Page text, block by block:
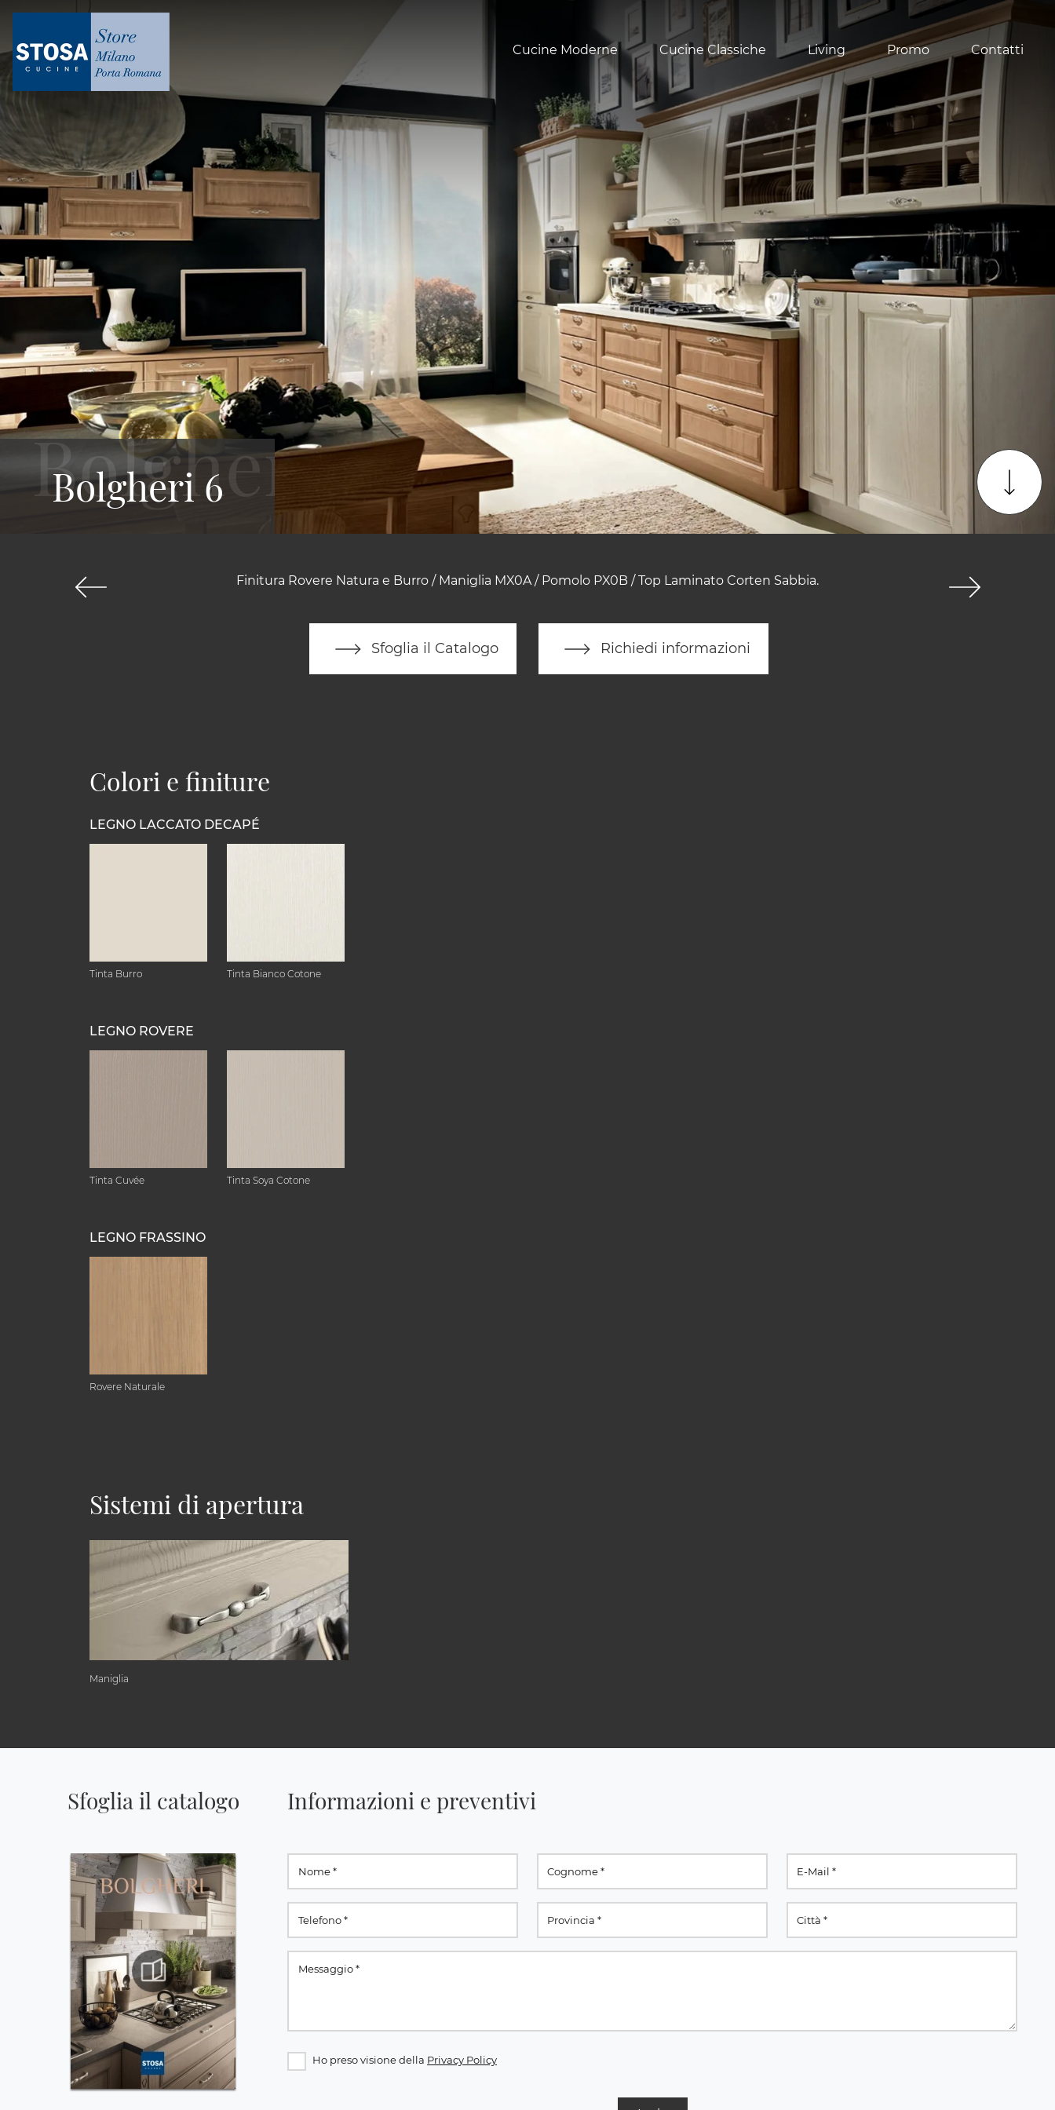
Cucine Moderne Cucine Classiche Living Promo Contatti
Finitura Rovere Natura e Burro / Maniglia MX0A / Pomolo PX0B / Top Laminato Corten Sabbia.
Sfoglia il Catalogo Richiedi informazioni
Bolgheri 6
Colori e finiture
LEGNO LACCATO DECAPÉ
Tinta Burro Tinta Bianco Cotone
LEGNO ROVERE
Tinta Cuvée Tinta Soya Cotone
LEGNO FRASSINO
Rovere Naturale
Sistemi di apertura
Maniglia
Sfoglia il catalogo Informazioni e preventivi
Ho preso visione della Privacy Policy